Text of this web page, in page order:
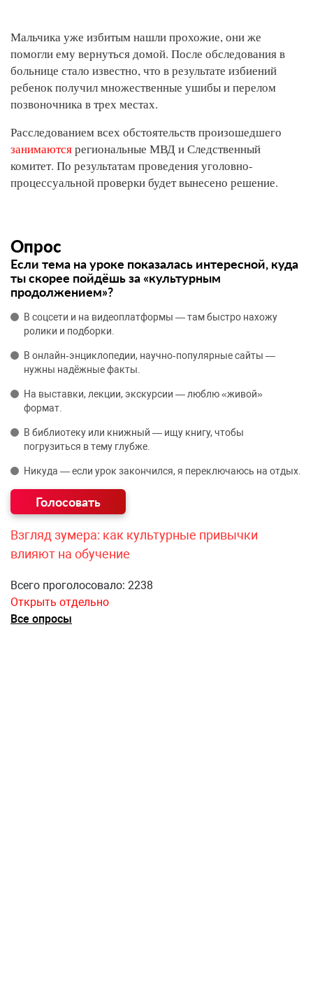
Мальчика уже избитым нашли прохожие, они же
помогли ему вернуться домой. После обследования в
больнице стало известно, что в результате избиений
ребенок получил множественные ушибы и перелом
позвоночника в трех местах.
Расследованием всех обстоятельств произошедшего
занимаютсярегиональные МВД и Следственный
комитет. По результатам проведения уголовно-
процессуальной проверки будет вынесено решение.
Опрос
Если тема на уроке показалась интересной, куда
ты скорее пойдёшь за «культурным
продолжением»?
В соцсети и на видеоплатформы — там быстро нахожу
ролики и подборки.
В онлайн‑энциклопедии, научно‑популярные сайты —
нужны надёжные факты.
На выставки, лекции, экскурсии — люблю «живой»
формат.
В библиотеку или книжный — ищу книгу, чтобы
погрузиться в тему глубже.
Никуда — если урок закончился, я переключаюсь на отдых.
Взгляд зумера: как культурные привычки
влияют на обучение
Всего проголосовало: 2238
Открыть отдельно
Все опросы